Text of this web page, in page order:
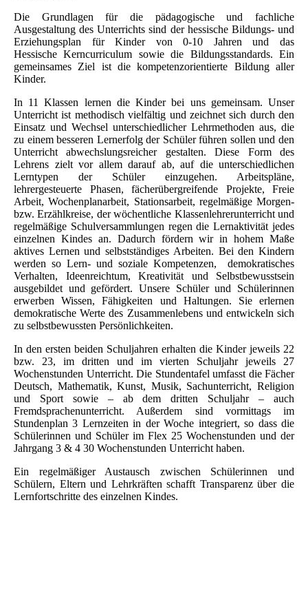
Die Grundlagen für die pädagogische und fachliche
Ausgestaltung des Unterrichts sind der hessische Bildungs- und
Erziehungsplan für Kinder von 0-10 Jahren und das
Hessische Kerncurriculum sowie die Bildungsstandards. Ein
gemeinsames Ziel ist die kompetenzorientierte Bildung aller
Kinder.
In 11 Klassen lernen die Kinder bei uns gemeinsam. Unser
Unterricht ist methodisch vielfältig und zeichnet sich durch den
Einsatz und Wechsel unterschiedlicher Lehrmethoden aus, die
zu einem besseren Lernerfolg der Schüler führen sollen und den
Unterricht abwechslungsreicher gestalten. Diese Form des
Lehrens zielt vor allem darauf ab, auf die unterschiedlichen
Lerntypen der Schüler einzugehen. Arbeitspläne,
lehrergesteuerte Phasen, fächerübergreifende Projekte, Freie
Arbeit, Wochenplanarbeit, Stationsarbeit, regelmäßige Morgen-
bzw. Erzählkreise, der wöchentliche Klassenlehrerunterricht und
regelmäßige Schulversammlungen regen die Lernaktivität jedes
einzelnen Kindes an. Dadurch fördern wir in hohem Maße
aktives Lernen und selbstständiges Arbeiten. Bei den Kindern
werden so Lern- und soziale Kompetenzen, demokratisches
Verhalten, Ideenreichtum, Kreativität und Selbstbewusstsein
ausgebildet und gefördert. Unsere Schüler und Schülerinnen
erwerben Wissen, Fähigkeiten und Haltungen. Sie erlernen
demokratische Werte des Zusammenlebens und entwickeln sich
zu selbstbewussten Persönlichkeiten.
In den ersten beiden Schuljahren erhalten die Kinder jeweils 22
bzw. 23, im dritten und im vierten Schuljahr jeweils 27
Wochenstunden Unterricht. Die Stundentafel umfasst die Fächer
Deutsch, Mathematik, Kunst, Musik, Sachunterricht, Religion
und Sport sowie – ab dem dritten Schuljahr – auch
Fremdsprachenunterricht. Außerdem sind vormittags im
Stundenplan 3 Lernzeiten in der Woche integriert, so dass die
Schülerinnen und Schüler im Flex 25 Wochenstunden und der
Jahrgang 3 & 4 30 Wochenstunden Unterricht haben.
Ein regelmäßiger Austausch zwischen Schülerinnen und
Schülern, Eltern und Lehrkräften schafft Transparenz über die
Lernfortschritte des einzelnen Kindes.